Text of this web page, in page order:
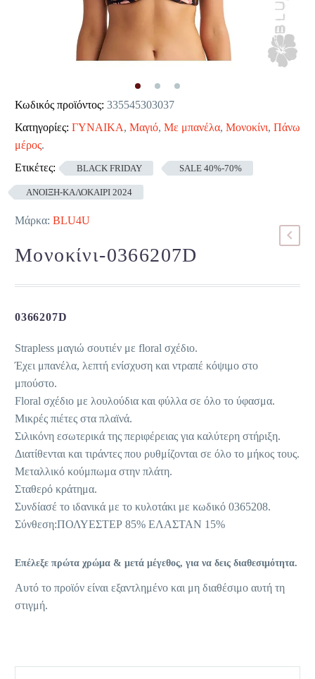
Κωδικός προϊόντος: 335545303037
Κατηγορίες: ΓΥΝΑΙΚΑ, Μαγιό, Με μπανέλα, Μονοκίνι, Πάνω
μέρος.
Ετικέτες:
BLACK FRIDAY SALE 40%-70%
ΑΝΟΙΞΗ-ΚΑΛΟΚΑΙΡΙ 2024
Μάρκα: BLU4U
Μονοκίνι-0366207D
0366207D
Strapless μαγιώ σουτιέν με floral σχέδιο.
Έχει μπανέλα, λεπτή ενίσχυση και ντραπέ κόψιμο στο
μπούστο.
Floral σχέδιο με λουλούδια και φύλλα σε όλο το ύφασμα.
Μικρές πιέτες στα πλαϊνά.
Σιλικόνη εσωτερικά της περιφέρειας για καλύτερη στήριξη.
Διατίθενται και τιράντες που ρυθμίζονται σε όλο το μήκος τους.
Μεταλλικό κούμπωμα στην πλάτη.
Σταθερό κράτημα.
Συνδίασέ το ιδανικά με το κυλοτάκι με κωδικό 0365208.
Σύνθεση:ΠΟΛΥΕΣΤΕΡ 85% ΕΛΑΣΤΑΝ 15%
Επέλεξε πρώτα χρώμα & μετά μέγεθος, για να δεις διαθεσιμότητα.
Αυτό το προϊόν είναι εξαντλημένο και μη διαθέσιμο αυτή τη
στιγμή.